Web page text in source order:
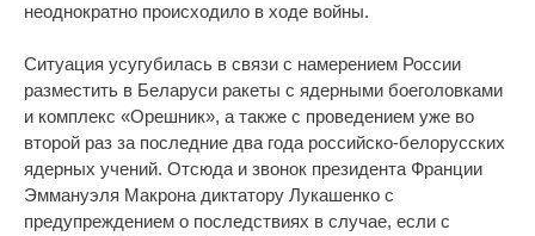
неоднократно происходило в ходе войны.
Ситуация усугубилась в связи с намерением России
разместить в Беларуси ракеты с ядерными боеголовками
и комплекс «Орешник», а также с проведением уже во
второй раз за последние два года российско-белорусских
ядерных учений. Отсюда и звонок президента Франции
Эммануэля Макрона диктатору Лукашенко с
предупреждением о последствиях в случае, если с